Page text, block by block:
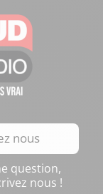
nous
question,
nous !